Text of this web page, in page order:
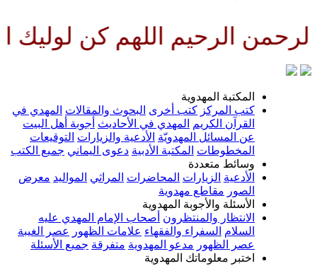
الرحيم اللهم كن لوليك
المكتبة المهدوية
كتب المركز كتب أخرى البحوث والمقالات المهدي في
القرآن الكريم
المهدي في الأحاديث أجوبة أهل البيت
عن المسائل المهدويّة الأدعية والزيارات التوقيعات
المخطوطات المكتبة الأدبية دعوى اليماني جميع الكتب
وسائط متعددة
الأدعية الزيارات المحاضرات المراثي المواليد معرض
الصور مقاطع مهدوية
الأسئلة والأجوبة المهدوية
الانتظار والمنتظرون أصحاب الإمام المهدي عليه
السلام السفراء والفقهاء علامات الظهور
عصر الغيبة
عصر الظهور مدعو المهدوية متفرقة جميع الأسئلة
اختبر معلوماتك المهدوية